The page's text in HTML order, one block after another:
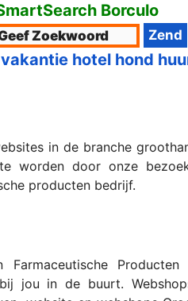
Borculo
hotel hond
in de branche
worden door onze
producten bedrijf.
Farmaceutische
jou in de buurt.